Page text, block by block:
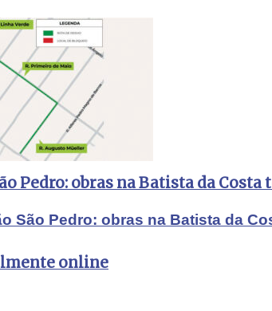
São Pedro: obras na Batista da
Pedro: obras na Batista da
online